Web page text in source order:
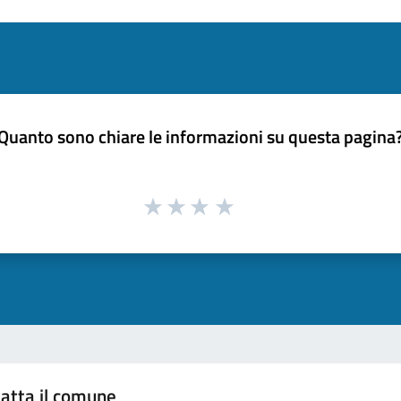
sono chiare le informazioni su questa
il comune